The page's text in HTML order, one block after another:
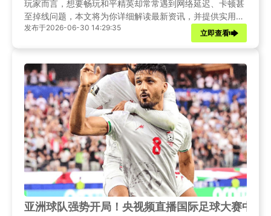
玩家而言，想要畅玩和平精英却常常遇到网络延迟、卡顿甚
至掉线问题，本文将为你详细解读最新资讯，并提供实用的
网络优化方案，助你告别延迟，畅快吃鸡。
发布于2026-06-30 14:29:35
立即查看
亚洲球队强势开局！央视频直播国际足球大赛中文